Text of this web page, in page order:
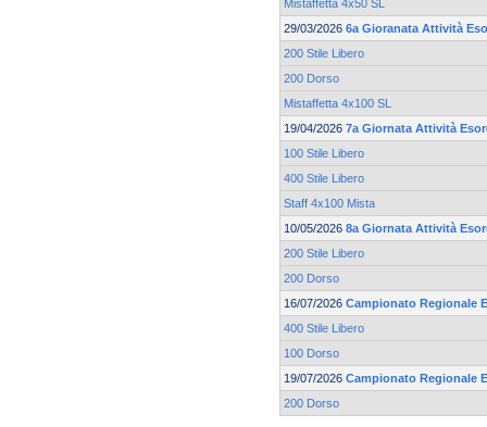
Mistaffetta 4x50 SL
29/03/2026 6a Gioranata Attività
200 Stile Libero
200 Dorso
Mistaffetta 4x100 SL
19/04/2026 7a Giornata Attività
100 Stile Libero
400 Stile Libero
Staff 4x100 Mista
10/05/2026 8a Giornata Attività
200 Stile Libero
200 Dorso
16/07/2026 Campionato Regionale
400 Stile Libero
100 Dorso
19/07/2026 Campionato Regionale
200 Dorso